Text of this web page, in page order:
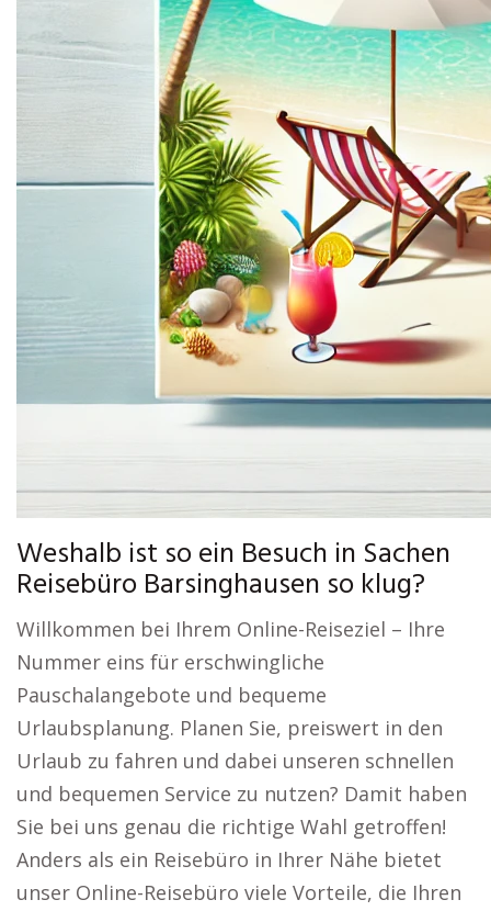
Weshalb ist so ein Besuch in Sachen
Reisebüro Barsinghausen so klug?
Willkommen bei Ihrem Online-Reiseziel – Ihre
Nummer eins für erschwingliche
Pauschalangebote und bequeme
Urlaubsplanung. Planen Sie, preiswert in den
Urlaub zu fahren und dabei unseren schnellen
und bequemen Service zu nutzen? Damit haben
Sie bei uns genau die richtige Wahl getroffen!
Anders als ein Reisebüro in Ihrer Nähe bietet
unser Online-Reisebüro viele Vorteile, die Ihren